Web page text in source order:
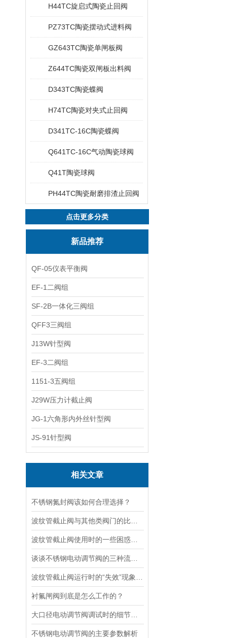
H44TC旋启式陶瓷止回阀
PZ73TC陶瓷摆动式进料阀
GZ643TC陶瓷单闸板阀
Z644TC陶瓷双闸板出料阀
D343TC陶瓷蝶阀
H74TC陶瓷对夹式止回阀
D341TC-16C陶瓷蝶阀
Q641TC-16C气动陶瓷球阀
Q41T陶瓷球阀
PH44TC陶瓷耐磨排渣止回阀
点击更多分类
新品推荐
QF-05仪表平衡阀
EF-1二阀组
SF-2B一体化三阀组
QFF3三阀组
J13W针型阀
EF-3二阀组
1151-3五阀组
J29W压力计截止阀
JG-1六角形内外丝针型阀
JS-91针型阀
相关文章
不锈钢氮封阀该如何合理选择？
衬氟闸阀到底是怎么工作的？
不锈钢电动调节阀的主要参数解析